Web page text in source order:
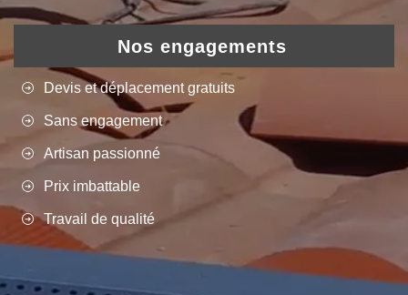
Nos engagements
Devis et déplacement gratuits
Sans engagement
Artisan passionné
Prix imbattable
Travail de qualité